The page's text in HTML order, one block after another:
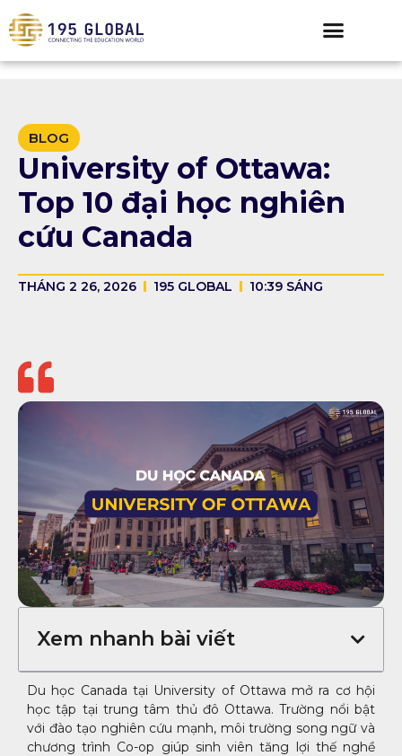
BLOG
University of Ottawa:
Top 10 đại học nghiên
cứu Canada
THÁNG 2 26, 2026 195 GLOBAL 10:39 SÁNG
Xem nhanh bài viết
Du học Canada tại University of Ottawa mở ra cơ hội
học tập tại trung tâm thủ đô Ottawa. Trường nổi bật
với đào tạo nghiên cứu mạnh, môi trường song ngữ và
chương trình Co-op giúp sinh viên tăng lợi thế nghề